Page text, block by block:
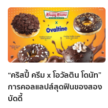
“คริสปี้ ครีม x โอวัลติน โดนัท”
การคอลแลปส์สุดฟินของสอง
บัดดี้